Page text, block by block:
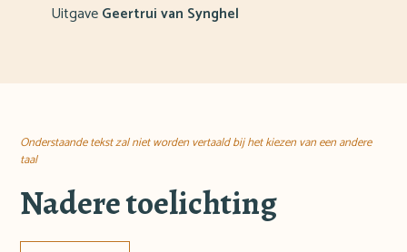
UitgaveGeertrui van Synghel
Onderstaande tekst zal niet worden vertaald bij het kiezen van een andere
taal
Nadere toelichting